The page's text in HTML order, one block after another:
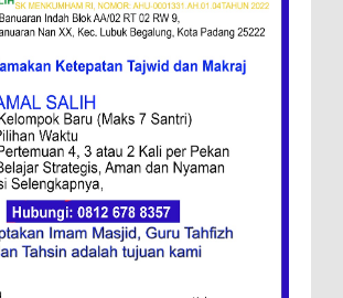
Ini Resep Bubur Terik, Kuliner Khas Jawa
Tengah